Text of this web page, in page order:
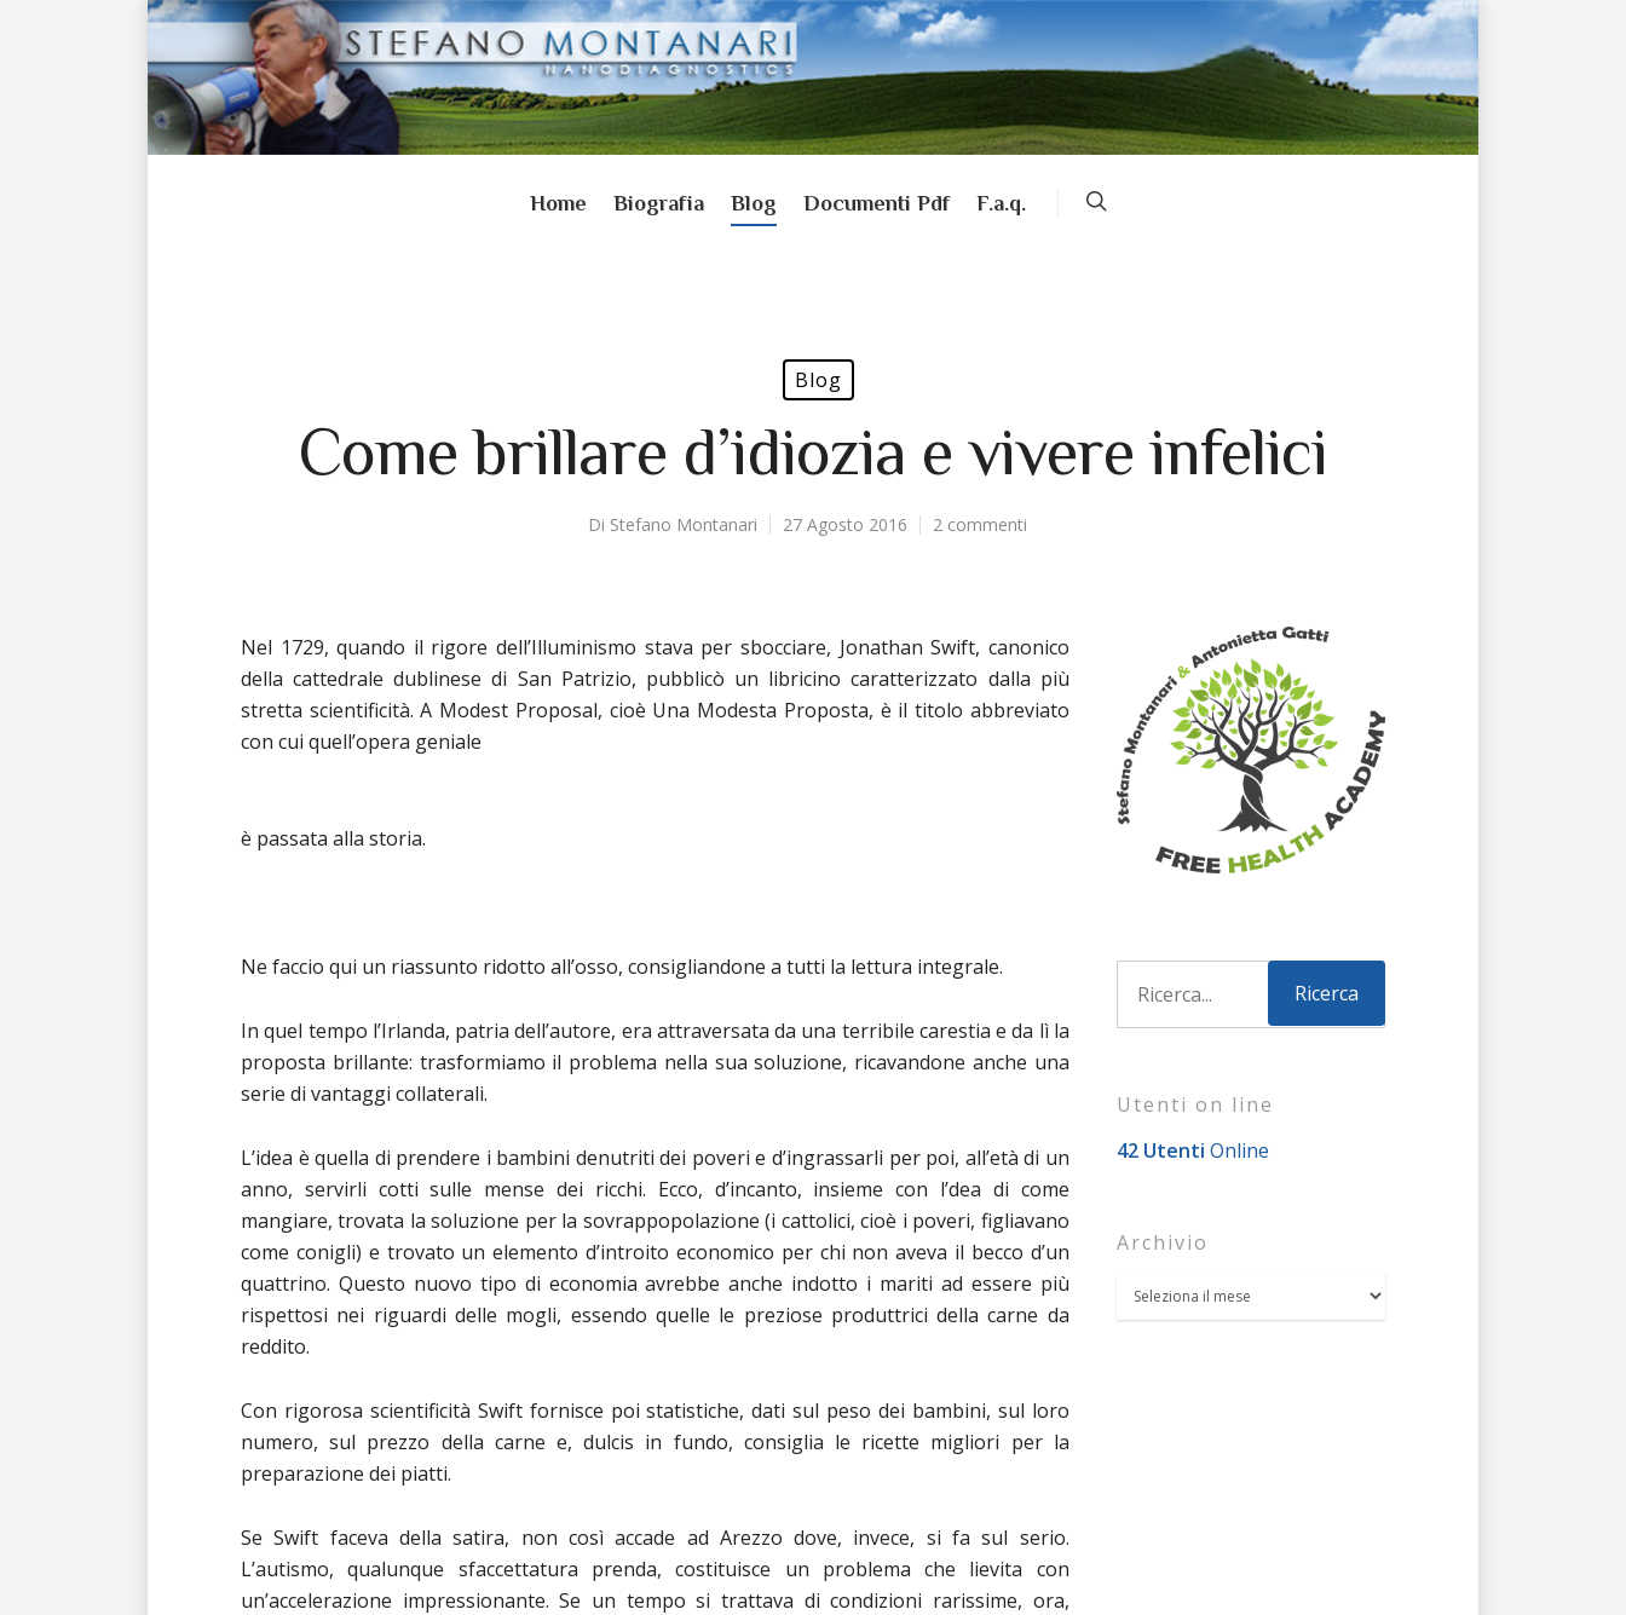
Home Biografia Blog Documenti Pdf F.a.q.
Blog
Come brillare d’idiozia e vivere infelici
Di Stefano Montanari 27 Agosto 2016 2 commenti
Nel 1729, quando il rigore dell’Illuminismo stava per sbocciare, Jonathan Swift, canonico
della cattedrale dublinese di San Patrizio, pubblicò un libricino caratterizzato dalla più
stretta scientificità. A Modest Proposal, cioè Una Modesta Proposta, è il titolo abbreviato
con cui quell’opera geniale
è passata alla storia.
Ne faccio qui un riassunto ridotto all’osso, consigliandone a tutti la lettura integrale.
In quel tempo l’Irlanda, patria dell’autore, era attraversata da una terribile carestia e da lì la
proposta brillante: trasformiamo il problema nella sua soluzione, ricavandone anche una
serie di vantaggi collaterali.
L’idea è quella di prendere i bambini denutriti dei poveri e d’ingrassarli per poi, all’età di un
anno, servirli cotti sulle mense dei ricchi. Ecco, d’incanto, insieme con l’dea di come
mangiare, trovata la soluzione per la sovrappopolazione (i cattolici, cioè i poveri, figliavano
come conigli) e trovato un elemento d’introito economico per chi non aveva il becco d’un
quattrino. Questo nuovo tipo di economia avrebbe anche indotto i mariti ad essere più
rispettosi nei riguardi delle mogli, essendo quelle le preziose produttrici della carne da
reddito.
Con rigorosa scientificità Swift fornisce poi statistiche, dati sul peso dei bambini, sul loro
numero, sul prezzo della carne e, dulcis in fundo, consiglia le ricette migliori per la
preparazione dei piatti.
Se Swift faceva della satira, non così accade ad Arezzo dove, invece, si fa sul serio.
L’autismo, qualunque sfaccettatura prenda, costituisce un problema che lievita con
un’accelerazione impressionante. Se un tempo si trattava di condizioni rarissime, ora,
Utenti on line
42 Utenti Online
Archivio